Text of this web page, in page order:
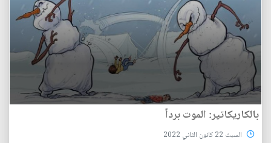
بالكاريكاتير: الموت برداً
السبت 22 كانون الثاني 2022